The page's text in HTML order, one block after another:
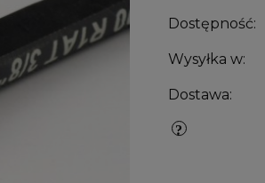
Dostępność:
Wysyłka w:
Dostawa: